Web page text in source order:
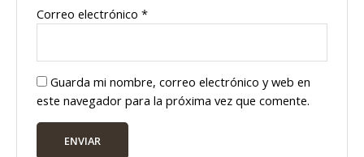
Correo electrónico*
Guarda mi nombre, correo electrónico y web en
este navegador para la próxima vez que comente.